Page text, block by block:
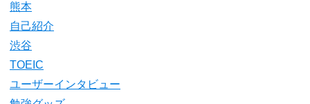
熊本
自己紹介
渋谷
TOEIC
ユーザーインタビュー